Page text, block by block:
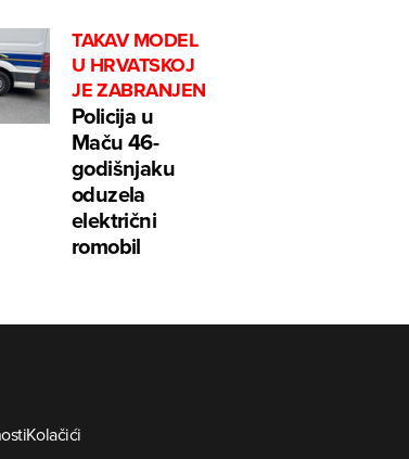
TAKAV MODEL
U HRVATSKOJ
JE ZABRANJEN
Policija u
Maču 46-
godišnjaku
oduzela
električni
romobil
Kolačići